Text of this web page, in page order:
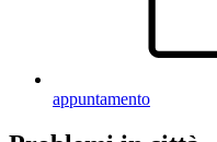
appuntamento